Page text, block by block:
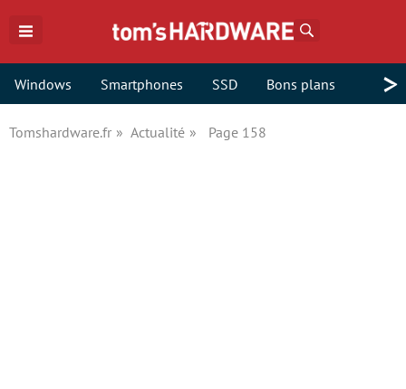
Windows Smartphones SSD Bons plans >
Tomshardware.fr Actualité Page 158